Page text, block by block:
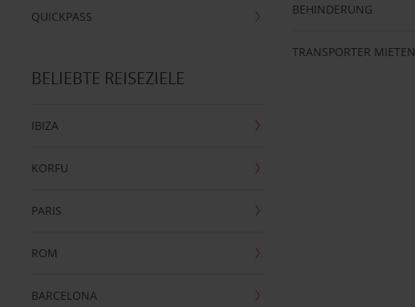
QUICKPASS
BEHINDERUNG
TRANSPORTER MIETEN
BELIEBTE REISEZIELE
IBIZA
KORFU
PARIS
ROM
BARCELONA